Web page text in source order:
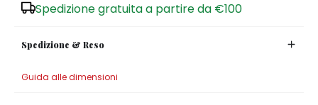
Spedizione gratuita a partire da €100
Spedizione & Reso
Guida alle dimensioni